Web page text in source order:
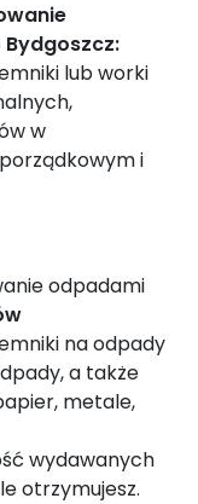
lub worki
w
i
odpadami
na odpady
a także
metale,
wydawanych
otrzymujesz.